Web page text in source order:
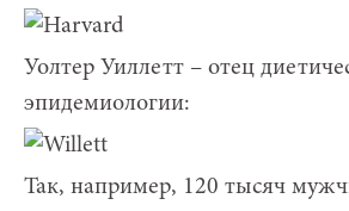
Уолтер Уиллетт – отец
эпидемиологии:
Так, например, 120 тысяч